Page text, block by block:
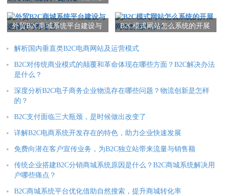
分销商城系统有什么好处？
陷
外贸B2C商城系统平台建设与
B2C模式网站怎么系统的开展
解析国内垂直类B2C电商网站及运营模式
B2C对传统商业模式的颠覆和革命体现在哪些方面？B2C解决办法
是什么？
深度分析B2C电子商务企业物流存在哪些问题？物流创新是怎样
的？
B2C支付面临三大瓶颈，是时候做出改变了
详解B2C电商系统开发存在的特色，助力企业快速发展
免费向潜在客户宣传业务，为B2C独立站带来流量与销售额
传统企业搭建B2C分销商城系统原因是什么？B2C商城系统解决用
户哪些痛点？
B2C商城系统平台优化借助自然搜索，提升商城转化率